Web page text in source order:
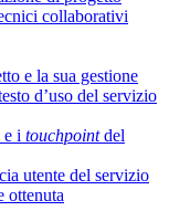
collaborativi
e la sua gestione
d’uso del servizio
e i touchpointdel
utente del servizio
ottenuta